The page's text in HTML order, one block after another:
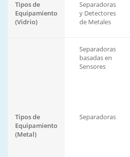
Tipos de
Equipamiento
(Vidrio)
Separadoras
y Detectores
de Metales
Tipos de
Equipamiento
(Metal)
Separadoras
basadas en
Sensores
Separadoras